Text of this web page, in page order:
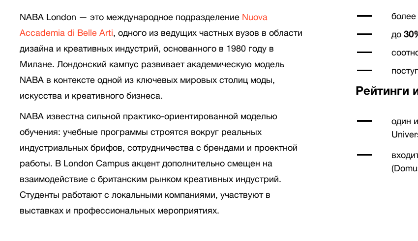
NABA London — это международное подразделение Nuova
Accademia di Belle Arti, одного из ведущих частных вузов в области
дизайна и креативных индустрий, основанного в 1980 году в
Милане. Лондонский кампус развивает академическую модель
NABA в контексте одной из ключевых мировых столиц моды,
искусства и креативного бизнеса.
NABA известна сильной практико-ориентированной моделью
обучения: учебные программы строятся вокруг реальных
индустриальных брифов, сотрудничества с брендами и проектной
работы. В London Campus акцент дополнительно смещен на
взаимодействие с британским рынком креативных индустрий.
Студенты работают с локальными компаниями, участвуют в
выставках и профессиональных мероприятиях.
более
до
Рейтинги
один